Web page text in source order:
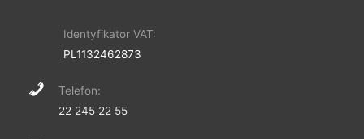
Identyfikator VAT:
PL1132462873
Telefon:
22 245 22 55